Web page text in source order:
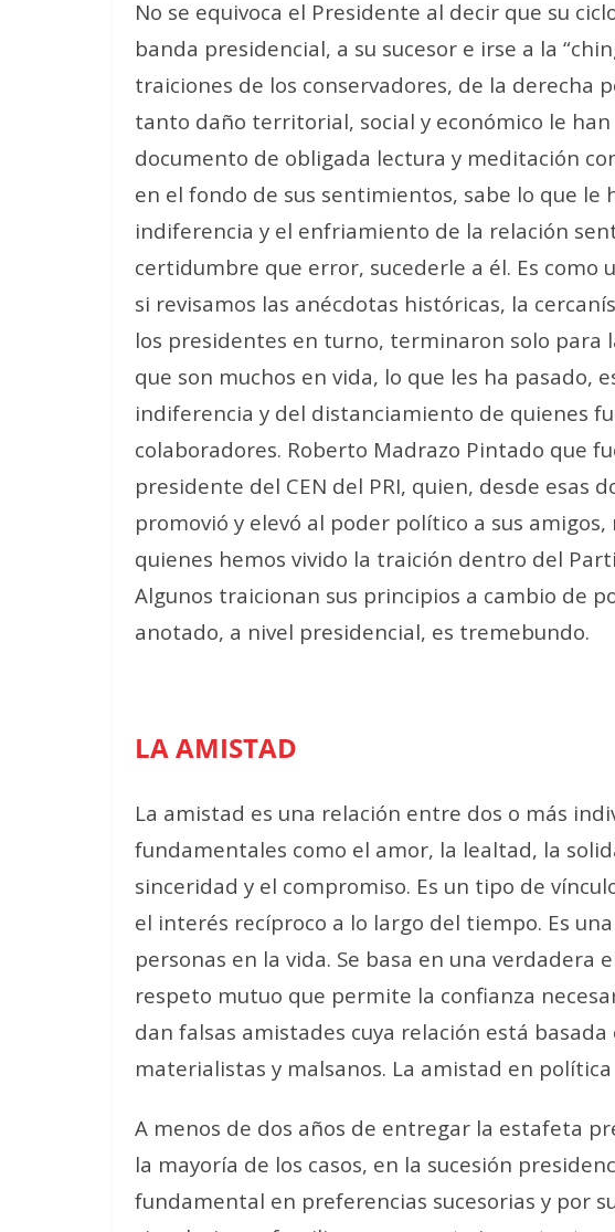
No se equivoca el Presidente al decir que su
banda presidencial, a su sucesor e irse a la
traiciones de los conservadores, de la derecha
tanto daño territorial, social y económico le
documento de obligada lectura y meditación
en el fondo de sus sentimientos, sabe lo que le
indiferencia y el enfriamiento de la relación
certidumbre que error, sucederle a él. Es como
si revisamos las anécdotas históricas, la
los presidentes en turno, terminaron solo para
que son muchos en vida, lo que les ha pasado,
indiferencia y del distanciamiento de quienes
colaboradores. Roberto Madrazo Pintado que
presidente del CEN del PRI, quien, desde esas
promovió y elevó al poder político a sus
quienes hemos vivido la traición dentro del
Algunos traicionan sus principios a cambio de
anotado, a nivel presidencial, es tremebundo.
LA AMISTAD
La amistad es una relación entre dos o más
fundamentales como el amor, la lealtad, la
sinceridad y el compromiso. Es un tipo de
el interés recíproco a lo largo del tiempo. Es
personas en la vida. Se basa en una
respeto mutuo que permite la confianza
dan falsas amistades cuya relación está
materialistas y malsanos. La amistad en
A menos de dos años de entregar la estafeta
la mayoría de los casos, en la sucesión
fundamental en preferencias sucesorias y por